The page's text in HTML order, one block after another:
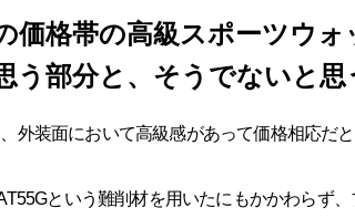
価格帯の高級スポーツウ
う部分と、そうでないと思
外装面において高級感があって価格相応だと
という難削材を用いたにもかかわらず